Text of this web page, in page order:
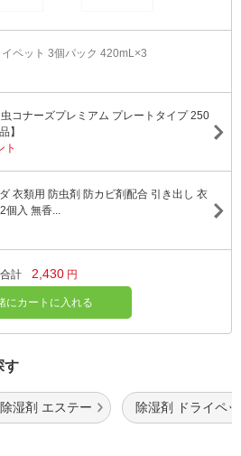
ペット 3個パック 420mL×3
コナーズプレミアム プレートタイプ 250
】
ト
衣類用 防虫剤 防カビ剤配合 引き出し 衣
個入 無香...
合計 2,430 円
にカートに入れる
す
除湿剤 エステー 除湿剤 ドライペ